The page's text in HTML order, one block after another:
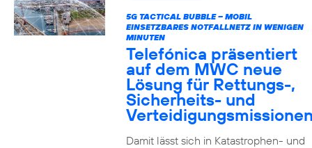
5G TACTICAL BUBBLE – MOBIL
EINSETZBARES NOTFALLNETZ IN WENIGEN
MINUTEN
Telefónica präsentiert
auf dem MWC neue
Lösung für Rettungs-,
Sicherheits- und
Damit lässt sich in Katastrophen- und